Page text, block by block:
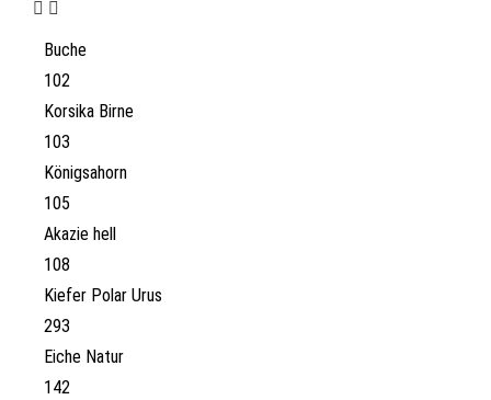
Buche
102
Korsika Birne
103
Königsahorn
105
Akazie hell
108
Kiefer Polar Urus
293
Eiche Natur
142